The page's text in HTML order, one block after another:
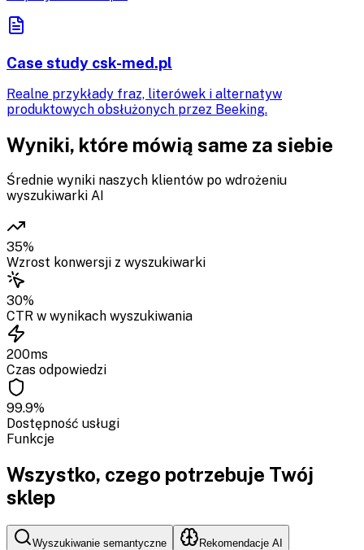
Case study csk-med.pl
Realne przykłady fraz, literówek i alternatyw
produktowych obsłużonych przez Beeking.
Wyniki, które mówią same za siebie
Średnie wyniki naszych klientów po wdrożeniu
wyszukiwarki AI
35%
Wzrost konwersji z wyszukiwarki
30%
CTR w wynikach wyszukiwania
200ms
Czas odpowiedzi
99.9%
Dostępność usługi
Funkcje
Wszystko, czego potrzebuje Twój
sklep
Wyszukiwanie semantyczne Rekomendacje AI